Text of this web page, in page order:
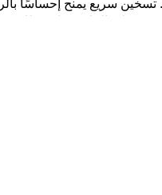
. تسخين سريع يمنح إحساسًا